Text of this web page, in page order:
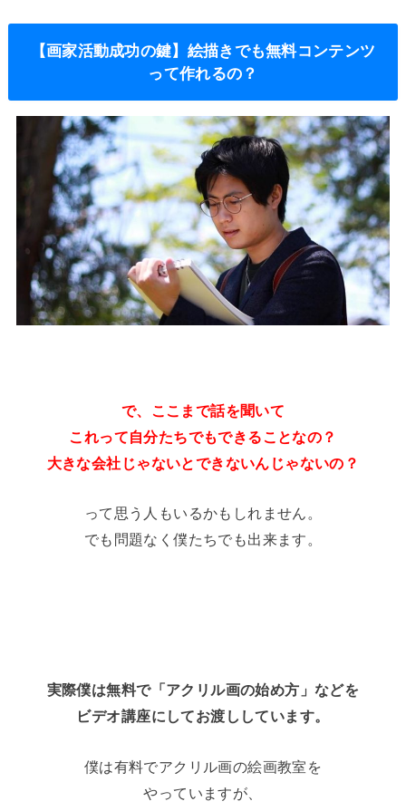
【画家活動成功の鍵】絵描きでも無料コンテンツ
って作れるの？
で、ここまで話を聞いて
これって自分たちでもできることなの？
大きな会社じゃないとできないんじゃないの？
って思う人もいるかもしれません。
でも問題なく僕たちでも出来ます。
実際僕は無料で「アクリル画の始め方」などを
ビデオ講座にしてお渡ししています。
僕は有料でアクリル画の絵画教室を
やっていますが、